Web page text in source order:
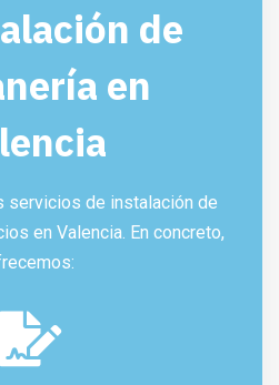
de
en
servicios de instalación de
en Valencia. En concreto,